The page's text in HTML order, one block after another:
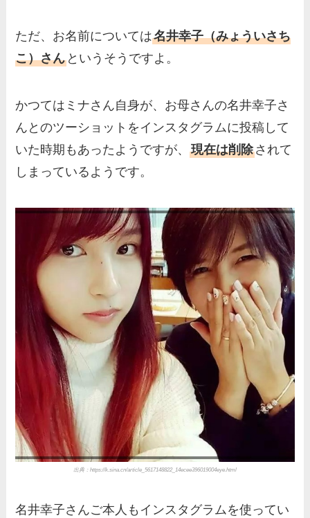
ただ、お名前については名井幸子（みょういさち
こ）さん というそうですよ。
かつてはミナさん自身が、お母さんの名井幸子さ
んとのツーショットをインスタグラムに投稿して
いた時期もあったようですが、現在は削除されて
しまっているようです。
出典：https://k.sina.cn/article_5617148822_14ecee396019004eye.html
名井幸子さんご本人もインスタグラムを使ってい